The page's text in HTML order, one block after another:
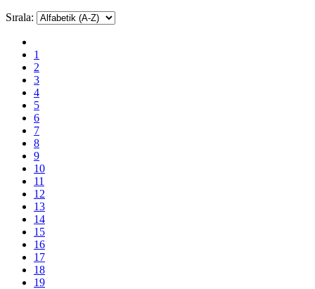
Sırala:
1
2
3
4
5
6
7
8
9
10
11
12
13
14
15
16
17
18
19